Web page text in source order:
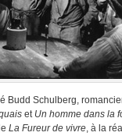
Budd Schulberg,
et Un homme dans la
La Fureur de vivre, à la